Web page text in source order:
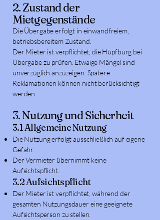
2. Zustand der
Mietgegenstände
Die Übergabe erfolgt in einwandfreiem,
betriebsbereitem Zustand.
Der Mieter ist verpflichtet, die Hüpfburg bei
Übergabe zu prüfen. Etwaige Mängel sind
unverzüglich anzuzeigen. Spätere
Reklamationen können nicht berücksichtigt
werden.
3. Nutzung und Sicherheit
3.1 Allgemeine Nutzung
Die Nutzung erfolgt ausschließlich auf eigene
Gefahr.
Der Vermieter übernimmt keine
Aufsichtspflicht.
3.2 Aufsichtspflicht
Der Mieter ist verpflichtet, während der
gesamten Nutzungsdauer eine geeignete
Aufsichtsperson zu stellen.